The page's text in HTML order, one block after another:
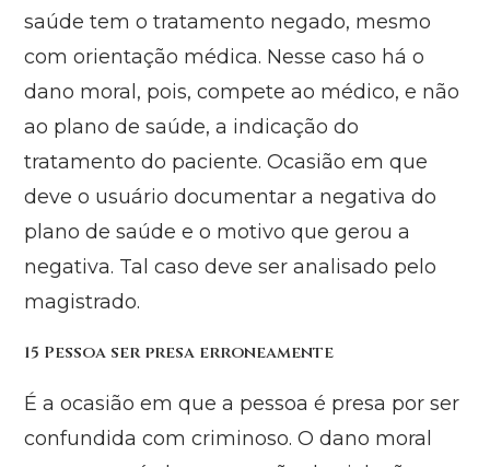
saúde tem o tratamento negado, mesmo
com orientação médica. Nesse caso há o
dano moral, pois, compete ao médico, e não
ao plano de saúde, a indicação do
tratamento do paciente. Ocasião em que
deve o usuário documentar a negativa do
plano de saúde e o motivo que gerou a
negativa. Tal caso deve ser analisado pelo
magistrado.
15 Pessoa ser presa erroneamente
É a ocasião em que a pessoa é presa por ser
confundida com criminoso. O dano moral